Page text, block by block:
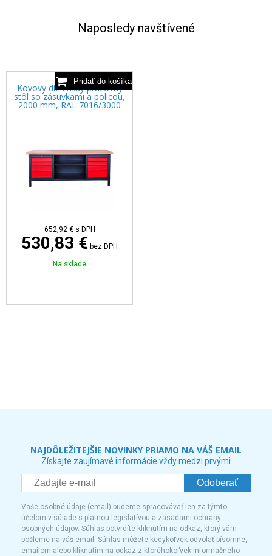
Naposledy navštívené
Kovový dielenský pracovný
stôl so zásuvkami a policou,
2000 mm, RAL 7016/3000
652,92 € s DPH
530,83 € bez DPH
Na sklade
NAJDÔLEŽITEJŠIE NOVINKY PRIAMO NA VÁŠ EMAIL
Získajte zaujímavé informácie vždy medzi prvými
Odoberať
Vaše osobné údaje (email) budeme spracovávať len za týmto
účelom v súlade s platnou legislatívou a zásadami ochrany
osobných údajov. Súhlas potvrdíte kliknutím na odkaz, ktorý vám
pošleme na váš email. Súhlas môžete kedykoľvek odvolať písomne,
emailom alebo kliknutím na odkaz z ktoréhokoľvek informačného